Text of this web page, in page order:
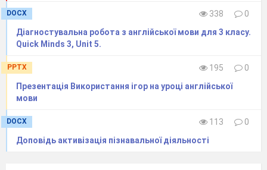
Вчитель-
дизайнер
DOCX 338
0
Діагностувальна робота з англійської мови для 3 класу.
Quick Minds 3, Unit 5.
PPTX 195
0
Презентація Використання ігор на уроці англійської
мови
DOCX 113
0
Доповідь активізація пізнавальної діяльності